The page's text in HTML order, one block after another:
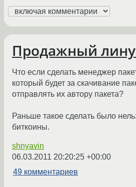
Продажный
Что если сделать менеджер
который будет за скачивание
отправлять их автору пакета?
Раньше такое сделать было
биткоины.
shnyavin
06.03.2011 20:20:25 +00:00
49 комментариев